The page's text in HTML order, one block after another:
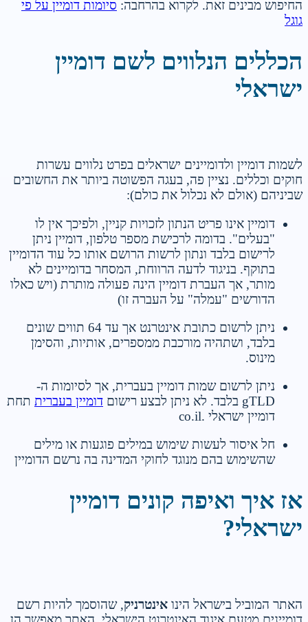
החיפוש מבינים זאת. לקרוא בהרחבה: סיומות דומיין על פי
גוגל
הכללים הנלווים לשם דומיין
ישראלי
לשמות דומיין ולדומיינים ישראלים בפרט נלווים עשרות
חוקים וכללים. נציין פה, בעגה הפשוטה ביותר את החשובים
שביניהם (אולם לא נכלול את כולם):
דומיין אינו פריט הנתון לזכויות קניין, ולפיכך אין לו
"בעלים". בדומה לרכישת מספר טלפון, דומיין ניתן
לרישום בלבד ונתון לרשות הרושם אותו כל עוד הדומיין
בתוקף. בניגוד לדעה הרווחת, המסחר בדומיינים לא
מותר, אך העברת דומיין הינה פעולה מותרת (ויש כאלו
הדורשים "עמלה" על העברה זו)
ניתן לרשום כתובת אינטרנט אך עד 64 תווים שונים
בלבד, ושתהיה מורכבת ממספרים, אותיות, והסימן
מינוס.
ניתן לרשום שמות דומיין בעברית, אך לסיומות ה-
gTLD בלבד. לא ניתן לבצע רישום
דומיין בעברית תחת
דומיין ישראלי .co.il
חל איסור לעשות שימוש במילים פוגעות או מילים
שהשימוש בהם מנוגד לחוקי המדינה בה נרשם הדומיין
אז איך ואיפה קונים דומיין
ישראלי?
האתר המוביל בישראל הינו אינטרניק, שהוסמך להיות רשם